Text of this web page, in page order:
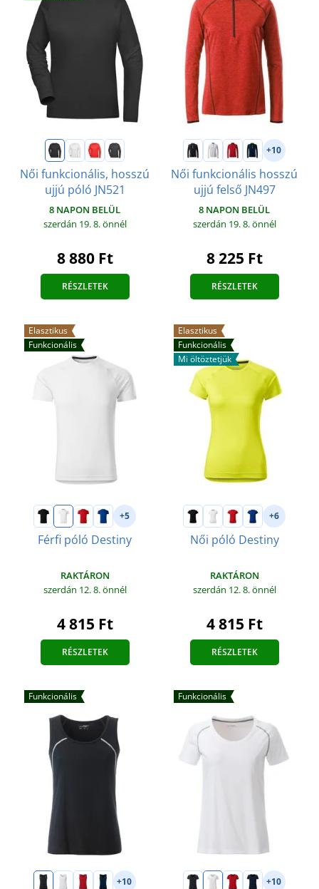
Női funkcionális, hosszú
ujjú póló JN521
8 NAPON BELÜL
szerdán 19. 8.önnél
8 880 Ft
RÉSZLETEK
+10
Női funkcionális hosszú
ujjú felső JN497
8 NAPON BELÜL
szerdán 19. 8.önnél
8 225 Ft
RÉSZLETEK
Elasztikus
Funkcionális
+5
Férfi póló Destiny
RAKTÁRON
szerdán 12. 8.önnél
4 815 Ft
RÉSZLETEK
Elasztikus
Funkcionális
Mi öltöztetjük
+6
Női póló Destiny
RAKTÁRON
szerdán 12. 8.önnél
4 815 Ft
RÉSZLETEK
Funkcionális
+10
Funkcionális
+10